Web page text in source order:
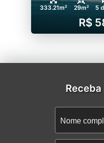
333.21m² 29m² 5
R$